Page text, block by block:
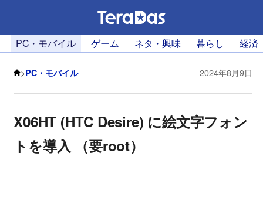
PC・モバイル ゲーム ネタ・興味 暮らし 経済
>PC・モバイル 2024年8月9日
X06HT (HTC Desire) に絵文字フォン
トを導入 （要root）